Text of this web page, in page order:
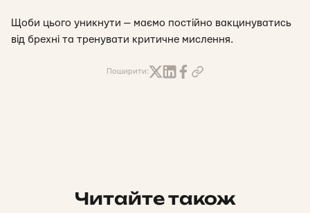
Щоби цього уникнути — маємо постійно вакцинуватись
від брехні та тренувати критичне мислення.
Поширити:
Читайте також